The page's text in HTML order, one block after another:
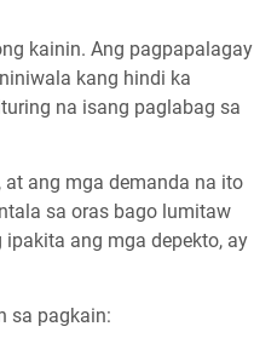
kainin. Ang pagpapalagay
kang hindi ka
na isang paglabag sa
ang mga demanda na ito
sa oras bago lumitaw
ang mga depekto, ay
sa pagkain: